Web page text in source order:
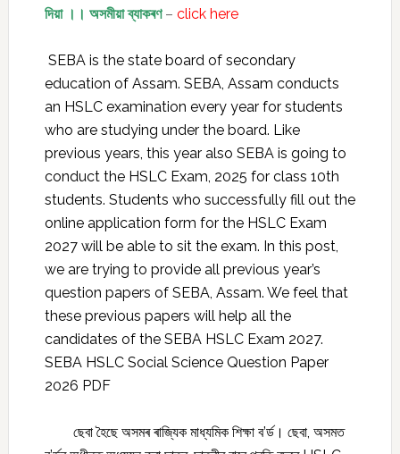
দিয়া ।। অসমীয়া ব্যাকৰণ – click here
SEBA is the state board of secondary
education of Assam. SEBA, Assam conducts
an HSLC examination every year for students
who are studying under the board. Like
previous years, this year also SEBA is going to
conduct the HSLC Exam, 2025 for class 10th
students. Students who successfully fill out the
online application form for the HSLC Exam
2027 will be able to sit the exam. In this post,
we are trying to provide all previous year’s
question papers of SEBA, Assam. We feel that
these previous papers will help all the
candidates of the SEBA HSLC Exam 2027.
SEBA HSLC Social Science Question Paper
2026 PDF
ছেবা হৈছে অসমৰ ৰাজ্যিক মাধ্যমিক শিক্ষা ব’ৰ্ড। ছেবা, অসমত